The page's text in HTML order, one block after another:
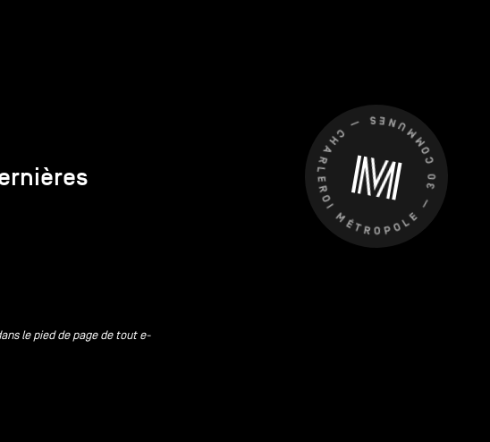
CHARLEROI MÉTROPOLE — 30 COMMUNES —
le pied de page de tout e-